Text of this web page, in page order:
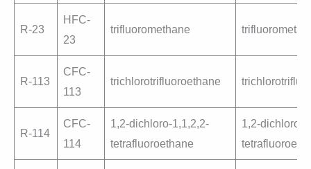
R-23
HFC-
23
trifluoromethane trifluorometan
R-113
CFC-
113
trichlorotrifluoroethane
R-114
CFC-
114
1,2-dichloro-1,1,2,2-
tetrafluoroethane
1,2-dichloro-